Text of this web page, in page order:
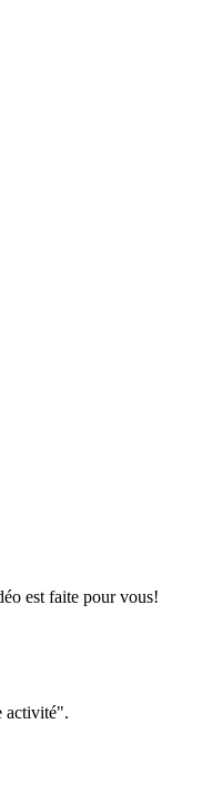
est faite pour vous!
activité".